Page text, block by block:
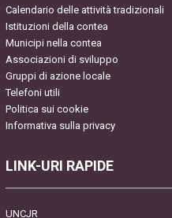
Calendario delle attività tradizionali
Istituzioni della contea
Municipi nella contea
Associazioni di sviluppo
Gruppi di azione locale
Telefoni utili
Politica sui cookie
Informativa sulla privacy
LINK-URI RAPIDE
UNCJR